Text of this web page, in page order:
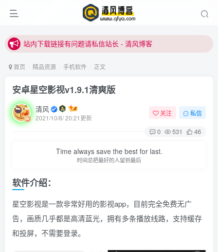
站内下载链接有问题请私信站长 - 清风博客
站内下载链接有问题请私信站长 - 清风博客
首页 精品资源 手机软件 正文
安卓星空影视v1.9.1清爽版
清风
2021/10/8/ 20:21更新
关注 私信
0 531 46
Time always save the best for last.
时间总把最好的人留到最后
软件介绍：
星空影视是一款非常好用的影视app，目前完全免费无广
告，画质几乎都是高清蓝光，拥有多条播放线路，支持缓存
和投屏，不需要登录。